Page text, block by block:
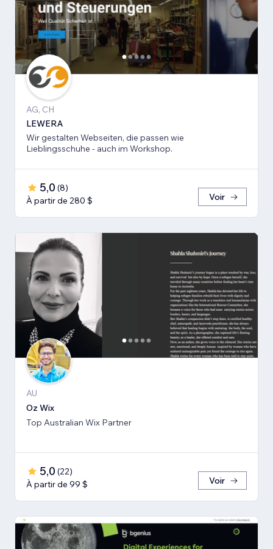
AG, CH
LEWERA
Wir gestalten Webseiten, die passen wie
Lieblingsschuhe - auch im Workshop.
5,0 (8)
À partir de 280 $
Voir
AU
Oz Wix
Top Australian Wix Partner
5,0 (22)
À partir de 99 $
Voir